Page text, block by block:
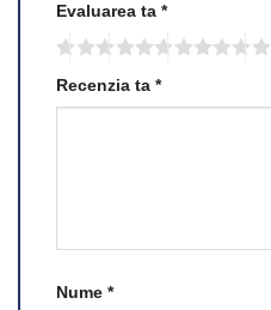
Evaluarea ta *
Recenzia ta *
Nume *